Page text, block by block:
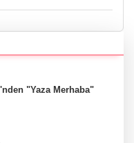
"Yaza Merhaba"